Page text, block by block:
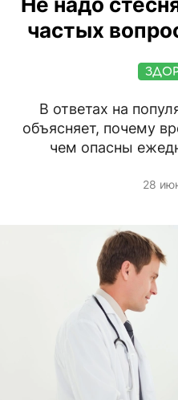
частых
В ответах на
объясняет, почему
чем опасны
28